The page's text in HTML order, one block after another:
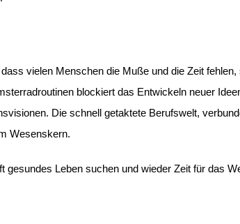
vielen Menschen die Muße und die Zeit
blockiert das Entwickeln neuer
Die schnell getaktete Berufswelt,
Wesenskern.
Leben suchen und wieder Zeit für das